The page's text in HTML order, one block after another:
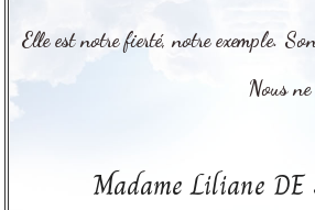
Elle est notre fierté, notre exemple.
Nous
Madame Liliane